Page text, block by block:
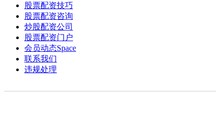
股票配资技巧
股票配资咨询
炒股配资公司
股票配资门户
会员动态Space
联系我们
违规处理